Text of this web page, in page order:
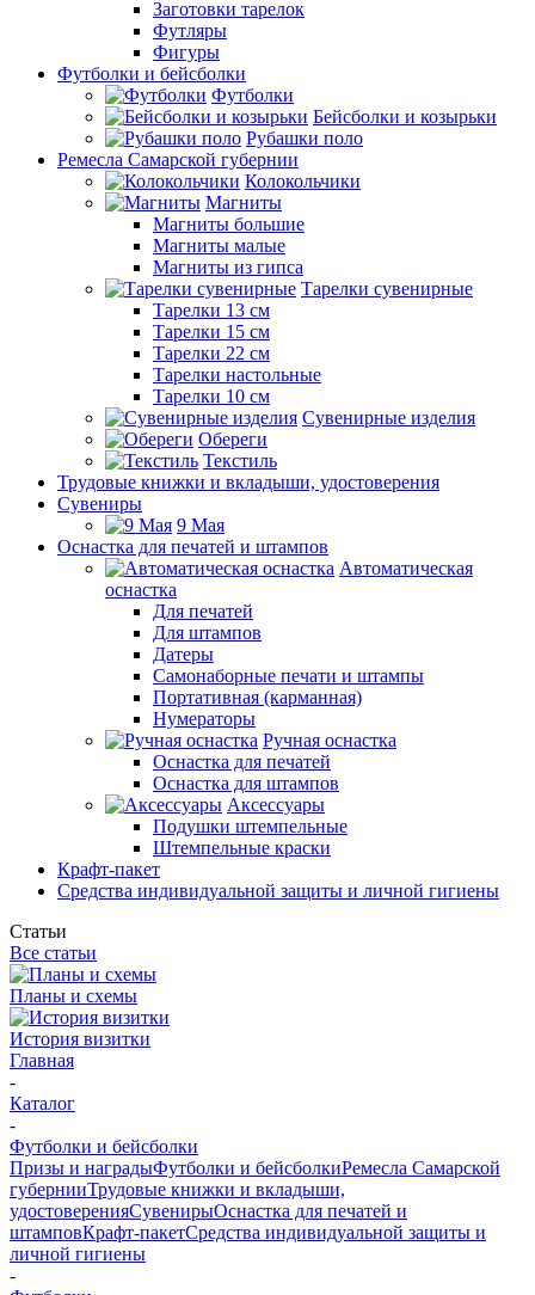
Заготовки тарелок
Футляры
Фигуры
Футболки и бейсболки
Футболки
Бейсболки и козырьки
Рубашки поло
Ремесла Самарской губернии
Колокольчики
Магниты
Магниты большие
Магниты малые
Магниты из гипса
Тарелки сувенирные
Тарелки 13 см
Тарелки 15 см
Тарелки 22 см
Тарелки настольные
Тарелки 10 см
Сувенирные изделия
Обереги
Текстиль
Трудовые книжки и вкладыши, удостоверения
Сувениры
9 Мая
Оснастка для печатей и штампов
Автоматическая
оснастка
Для печатей
Для штампов
Датеры
Самонаборные печати и штампы
Портативная (карманная)
Нумераторы
Ручная оснастка
Оснастка для печатей
Оснастка для штампов
Аксессуары
Подушки штемпельные
Штемпельные краски
Крафт-пакет
Средства индивидуальной защиты и личной гигиены
Статьи
Все статьи
Планы и схемы
История визитки
Главная
-
Каталог
-
Футболки и бейсболки
Призы и наградыФутболки и бейсболкиРемесла Самарской
губернииТрудовые книжки и вкладыши,
удостоверенияСувенирыОснастка для печатей и
штамповКрафт-пакетСредства индивидуальной защиты и
личной гигиены
-